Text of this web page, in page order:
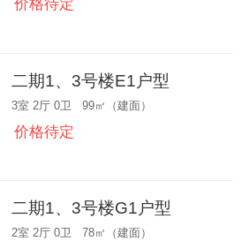
价格待定
二期1、3号楼E1户型
3室 2厅 0卫 99㎡（建面）
价格待定
二期1、3号楼G1户型
2室 2厅 0卫 78㎡（建面）